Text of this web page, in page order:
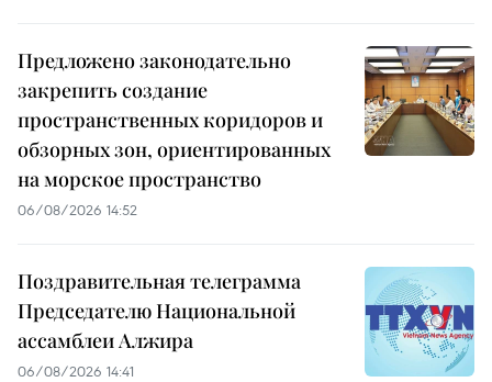
Предложено законодательно
закрепить создание
пространственных коридоров и
обзорных зон, ориентированных
на морское пространство
06/08/2026 14:52
Поздравительная телеграмма
Председателю Национальной
ассамблеи Алжира
06/08/2026 14:41